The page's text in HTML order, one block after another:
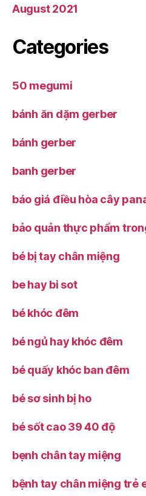
August 2021
Categories
50 megumi
bánh ăn dặm gerber
bánh gerber
banh gerber
báo giá điều hòa cây
bảo quản thực phẩm
bé bị tay chân miệng
be hay bi sot
bé khóc đêm
bé ngủ hay khóc đêm
bé quấy khóc ban đêm
bé sơ sinh bị ho
bé sốt cao 39 40 độ
bẹnh chân tay miệng
bệnh tay chân miệng trẻ